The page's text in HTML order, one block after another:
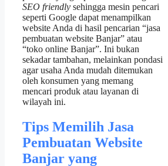
SEO friendly sehingga mesin pencari
seperti Google dapat menampilkan
website Anda di hasil pencarian “jasa
pembuatan website Banjar” atau
“toko online Banjar”. Ini bukan
sekadar tambahan, melainkan pondasi
agar usaha Anda mudah ditemukan
oleh konsumen yang memang
mencari produk atau layanan di
wilayah ini.
Tips Memilih Jasa
Pembuatan Website
Banjar yang